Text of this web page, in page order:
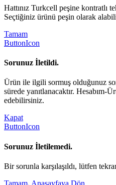
Hattınız Turkcell peşine kontratlı
Seçtiğiniz ürünü peşin olarak
Tamam
ButtonIcon
Sorunuz İletildi.
Ürün ile ilgili sormuş olduğunuz
sürede yanıtlanacaktır. Hesabım-
edebilirsiniz.
Kapat
ButtonIcon
Sorunuz İletilemedi.
Bir sorunla karşılaşıldı, lütfen
Tamam, Anasayfaya Dön